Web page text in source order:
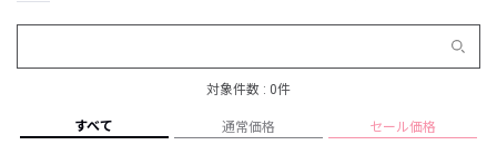
対象件数 : 0件
すべて 通常価格 セール価格